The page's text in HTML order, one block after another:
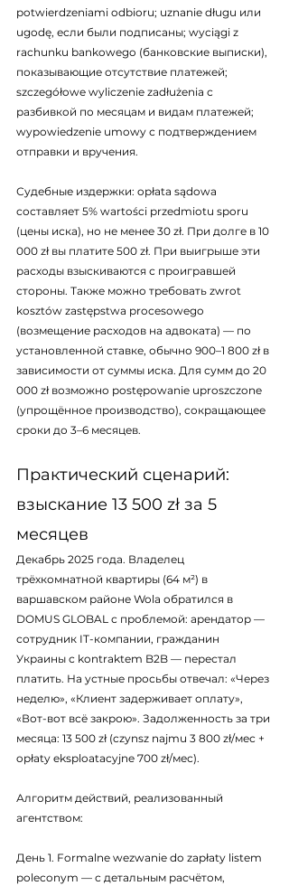
potwierdzeniami odbioru; uznanie długu или
ugodę, если были подписаны; wyciągi z
rachunku bankowego (банковские выписки),
показывающие отсутствие платежей;
szczegółowe wyliczenie zadłużenia с
разбивкой по месяцам и видам платежей;
wypowiedzenie umowy с подтверждением
отправки и вручения.
Судебные издержки: opłata sądowa
составляет 5% wartości przedmiotu sporu
(цены иска), но не менее 30 zł. При долге в 10
000 zł вы платите 500 zł. При выигрыше эти
расходы взыскиваются с проигравшей
стороны. Также можно требовать zwrot
kosztów zastępstwa procesowego
(возмещение расходов на адвоката) — по
установленной ставке, обычно 900–1 800 zł в
зависимости от суммы иска. Для сумм до 20
000 zł возможно postępowanie uproszczone
(упрощённое производство), сокращающее
сроки до 3–6 месяцев.
Практический сценарий:
взыскание 13 500 zł за 5
месяцев
Декабрь 2025 года. Владелец
трёхкомнатной квартиры (64 м²) в
варшавском районе Wola обратился в
DOMUS GLOBAL с проблемой: арендатор —
сотрудник IT-компании, гражданин
Украины с kontraktem B2B — перестал
платить. На устные просьбы отвечал: «Через
неделю», «Клиент задерживает оплату»,
«Вот-вот всё закрою». Задолженность за три
месяца: 13 500 zł (czynsz najmu 3 800 zł/мес +
opłaty eksploatacyjne 700 zł/мес).
Алгоритм действий, реализованный
агентством:
День 1. Formalne wezwanie do zapłaty listem
poleconym — с детальным расчётом,